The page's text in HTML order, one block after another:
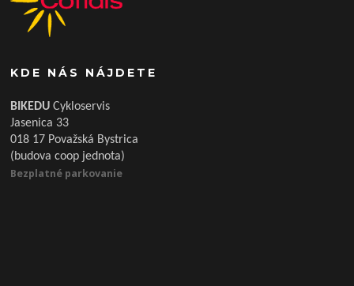
KDE NÁS NÁJDETE
BIKEDUCykloservis
Jasenica 33
018 17 Považská Bystrica
(budova coop jednota)
Bezplatné parkovanie